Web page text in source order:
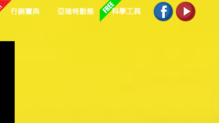
行銷寶典 亞瑞特動態 科學工具